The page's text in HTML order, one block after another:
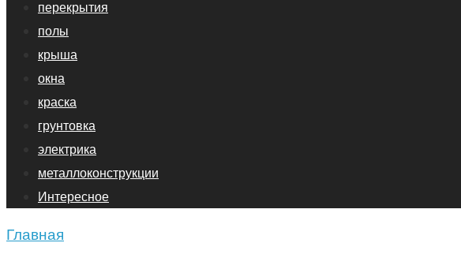
перекрытия
полы
крыша
окна
краска
грунтовка
электрика
металлоконструкции
Интересное
Главная